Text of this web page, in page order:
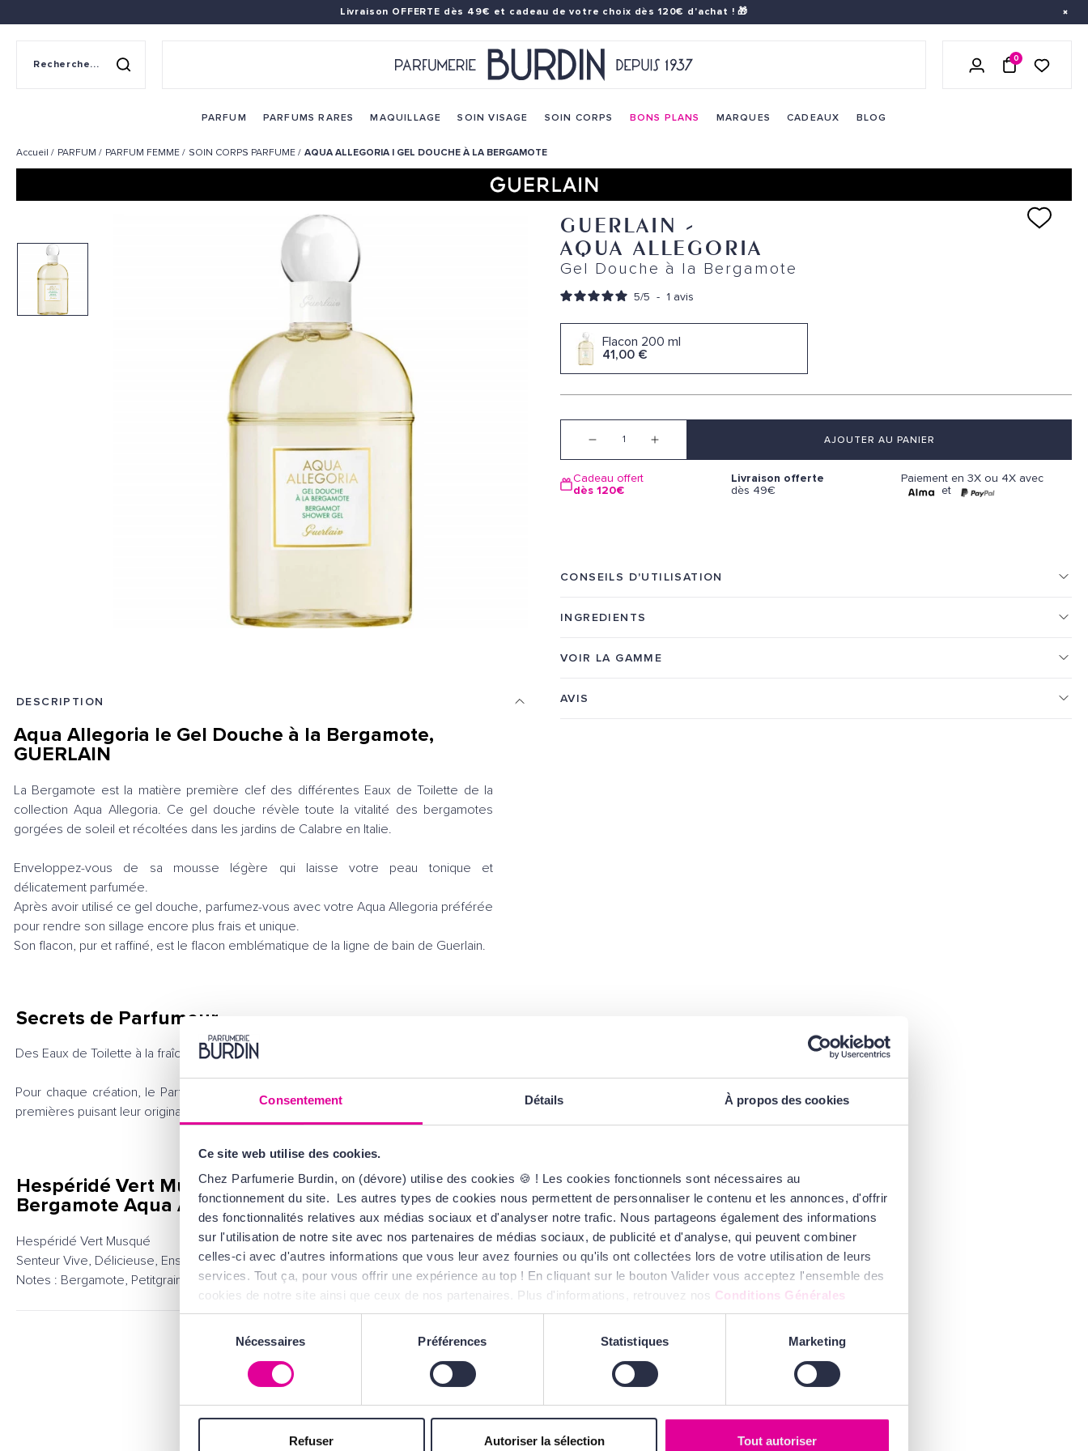
Consentement Détails À propos des cookies
Ce site web utilise des cookies.
Chez Parfumerie Burdin, on (dévore) utilise des cookies 🍪 ! Les cookies fonctionnels sont nécessaires au
fonctionnement du site. Les autres types de cookies nous permettent de personnaliser le contenu et les annonces, d'offrir
des fonctionnalités relatives aux médias sociaux et d'analyser notre trafic. Nous partageons également des informations
sur l'utilisation de notre site avec nos partenaires de médias sociaux, de publicité et d'analyse, qui peuvent combiner
celles-ci avec d'autres informations que vous leur avez fournies ou qu'ils ont collectées lors de votre utilisation de leurs
services. Tout ça, pour vous offrir une expérience au top ! En cliquant sur le bouton Valider vous acceptez l'ensemble des
cookies de notre site ainsi que ceux de nos partenaires. Plus d'informations, retrouvez nos Conditions Générales
d'Utilisation.
consentement
Nécessaires Préférences Statistiques Marketing
Refuser Autoriser la sélection Tout autoriser
Livraison OFFERTE dès 49€ et cadeau de votre choix dès 120€ d'achat ! 🎁
Recherche sur le site 0
PARFUM PARFUMS RARES MAQUILLAGE SOIN VISAGE SOIN CORPS BONS PLANS MARQUES CADEAUX BLOG
Accueil PARFUM PARFUM FEMME SOIN CORPS PARFUME AQUA ALLEGORIA | GEL DOUCHE À LA BERGAMOTE
GUERLAIN -
AQUA ALLEGORIA
Gel Douche à la Bergamote
5/5 - 1 avis
Flacon 200 ml
41,00 €
Quantité AJOUTER AU PANIER
Cadeau offert
dès 120€
Livraison offerte
dès 49€
Paiement en 3X ou 4X avec
et
CONSEILS D'UTILISATION
INGREDIENTS
VOIR LA GAMME
AVIS
DESCRIPTION
Aqua Allegoria le Gel Douche à la Bergamote,
GUERLAIN
La Bergamote est la matière première clef des différentes Eaux de Toilette de la
collection Aqua Allegoria. Ce gel douche révèle toute la vitalité des bergamotes
gorgées de soleil et récoltées dans les jardins de Calabre en Italie.
Enveloppez-vous de sa mousse légère qui laisse votre peau tonique et
délicatement parfumée.
Après avoir utilisé ce gel douche, parfumez-vous avec votre Aqua Allegoria préférée
pour rendre son sillage encore plus frais et unique.
Son flacon, pur et raffiné, est le flacon emblématique de la ligne de bain de Guerlain.
Secrets de Parfumeur
Des Eaux de Toilette à la fraîcheur d'une Cologne et la tenue d'un parfum Guerlain.
Pour chaque création, le Parfumeur Guerlain met en majesté une ou deux matières
premières puisant leur originalité dans une alchimie unique avec la bergamote.
Hespéridé Vert Musqué, le Gel Douche à la
Bergamote Aqua Allegoria GUERLAIN
Hespéridé Vert Musqué
Senteur Vive, Délicieuse, Ensoleillée
Notes : Bergamote, Petitgrain Citronnier, Épices Fraiches
VOUS AIMEREZAUSSI...